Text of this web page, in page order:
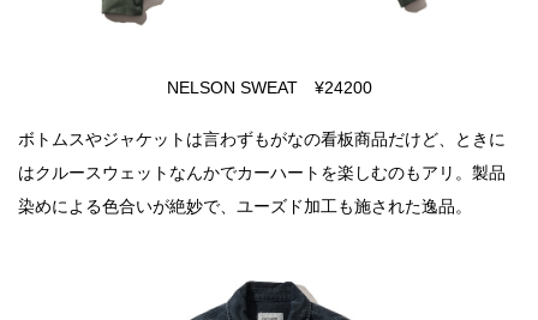
NELSON SWEAT ¥24200
ボトムスやジャケットは言わずもがなの看板商品だけど、ときに
はクルースウェットなんかでカーハートを楽しむのもアリ。製品
染めによる色合いが絶妙で、ユーズド加工も施された逸品。